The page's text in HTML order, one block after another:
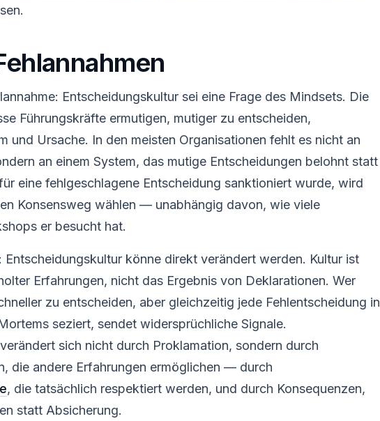
Entscheidungskultur sei eine Frage des Mindsets. Die
Führungskräfte ermutigen, mutiger zu entscheiden,
und Ursache. In den meisten Organisationen fehlt es nicht an
an einem System, das mutige Entscheidungen belohnt statt
eine fehlgeschlagene Entscheidung sanktioniert wurde, wird
Konsensweg wählen — unabhängig davon, wie viele
er besucht hat.
Entscheidungskultur könne direkt verändert werden. Kultur ist
Erfahrungen, nicht das Ergebnis von Deklarationen. Wer
zu entscheiden, aber gleichzeitig jede Fehlentscheidung in
seziert, sendet widersprüchliche Signale.
sich nicht durch Proklamation, sondern durch
die andere Erfahrungen ermöglichen — durch
, die tatsächlich respektiert werden, und durch Konsequenzen,
statt Absicherung.